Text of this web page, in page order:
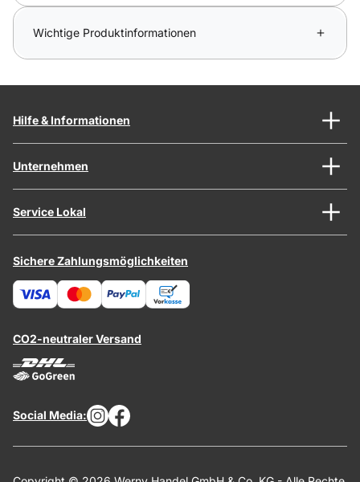
Wichtige Produktinformationen
Hilfe & Informationen
Unternehmen
Service Lokal
Sichere Zahlungsmöglichkeiten
CO2-neutraler Versand
Social Media: